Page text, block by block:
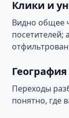
Клики и
Видно общее
посетителей;
География
Переходы
понятно, где